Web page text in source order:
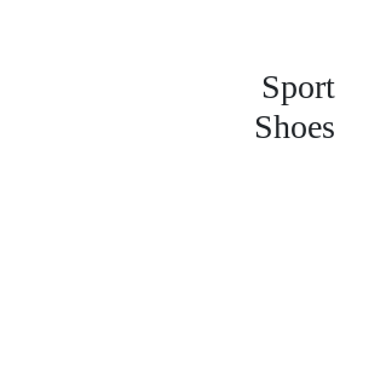
Sport
Shoes